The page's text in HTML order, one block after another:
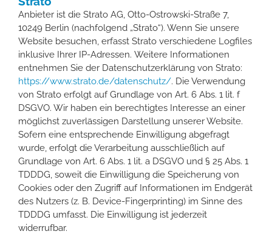
Anbieter ist die Strato AG, Otto-Ostrowski-Straße 7,
10249 Berlin (nachfolgend „Strato“). Wenn Sie unsere
Website besuchen, erfasst Strato verschiedene Logfiles
inklusive Ihrer IP-Adressen. Weitere Informationen
entnehmen Sie der Datenschutzerklärung von Strato:
https://www.strato.de/datenschutz/. Die Verwendung
von Strato erfolgt auf Grundlage von Art. 6 Abs. 1 lit. f
DSGVO. Wir haben ein berechtigtes Interesse an einer
möglichst zuverlässigen Darstellung unserer Website.
Sofern eine entsprechende Einwilligung abgefragt
wurde, erfolgt die Verarbeitung ausschließlich auf
Grundlage von Art. 6 Abs. 1 lit. a DSGVO und § 25 Abs. 1
TDDDG, soweit die Einwilligung die Speicherung von
Cookies oder den Zugriff auf Informationen im Endgerät
des Nutzers (z. B. Device-Fingerprinting) im Sinne des
TDDDG umfasst. Die Einwilligung ist jederzeit
widerrufbar.